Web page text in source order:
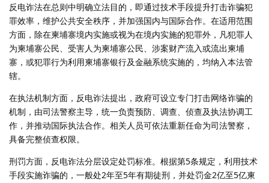
反电诈法在总则中明确立法目的，即通过技术手段提升打击诈骗犯
罪效率，维护公共安全秩序，并加强国内与国际合作。在适用范围
方面，除在柬埔寨境内实施或视为在境内实施的犯罪外，凡犯罪人
为柬埔寨公民、受害人为柬埔寨公民、涉案财产流入或流出柬埔
寨，或犯罪行为利用柬埔寨银行及金融系统实施的，均纳入本法管
辖。
在执法机制方面，反电诈法提出，政府可设立专门打击网络诈骗的
机制，由司法警察主导，统一负责预防、调查、侦查及执法协调工
作，并推动国际执法合作。相关人员可依法重新任命为司法警察，
具备完整侦查权限。
刑罚方面，反电诈法分层设定处罚标准。根据第5条规定，利用技术
手段实施诈骗的，一般处2年至5年有期徒刑，并处罚金2亿至5亿柬